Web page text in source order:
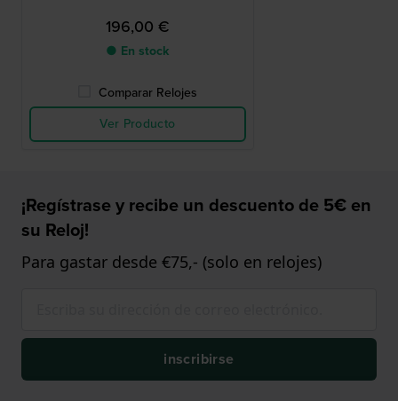
196,00 €
● En stock
Comparar Relojes
Ver Producto
¡Regístrase y recibe un descuento de 5€ en
su Reloj!
Para gastar desde €75,- (solo en relojes)
inscribirse